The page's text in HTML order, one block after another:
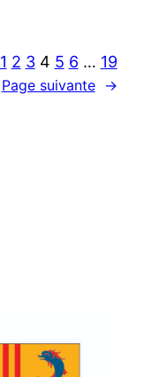
1 2 3 4 5 6 … 19
Page suivante →